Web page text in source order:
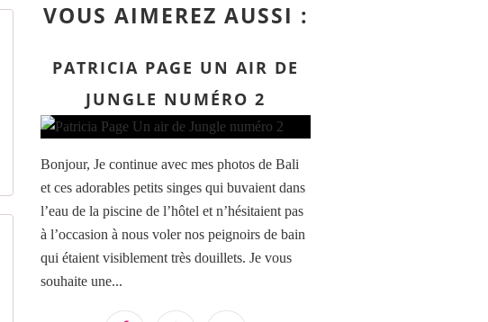
VOUS AIMEREZ AUSSI :
PATRICIA PAGE UN AIR DE
JUNGLE NUMÉRO 2
Bonjour, Je continue avec mes photos de Bali
et ces adorables petits singes qui buvaient dans
l’eau de la piscine de l’hôtel et n’hésitaient pas
à l’occasion à nous voler nos peignoirs de bain
qui étaient visiblement très douillets. Je vous
souhaite une...